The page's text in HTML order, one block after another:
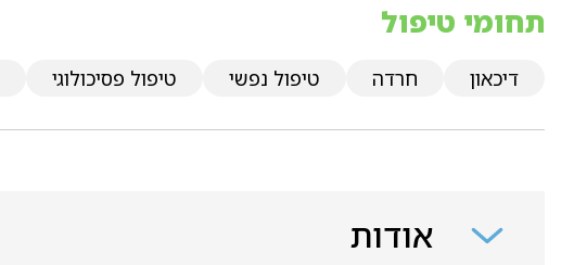
תחומי טיפול
דיכאון חרדה טיפול נפשי טיפול פסיכולוגי
אודות